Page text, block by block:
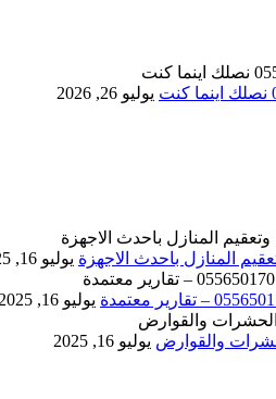
يوليو 26, 2026
يوليو 16, 2025
يوليو 16, 2025
يوليو 16, 2025